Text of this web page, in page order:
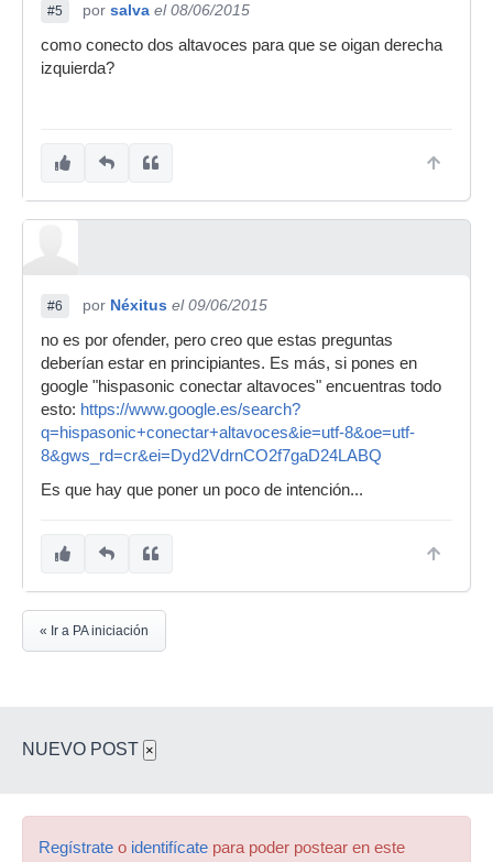
#5 por salva el 08/06/2015
como conecto dos altavoces para que se oigan derecha
izquierda?
#6 por Néxitus el 09/06/2015
no es por ofender, pero creo que estas preguntas
deberían estar en principiantes. Es más, si pones en
google "hispasonic conectar altavoces" encuentras todo
esto: https://www.google.es/search?
q=hispasonic+conectar+altavoces&ie=utf-8&oe=utf-
8&gws_rd=cr&ei=Dyd2VdrnCO2f7gaD24LABQ
Es que hay que poner un poco de intención...
« Ir a PA iniciación
NUEVO POST ×
Regístrate o identifícate para poder postear en este